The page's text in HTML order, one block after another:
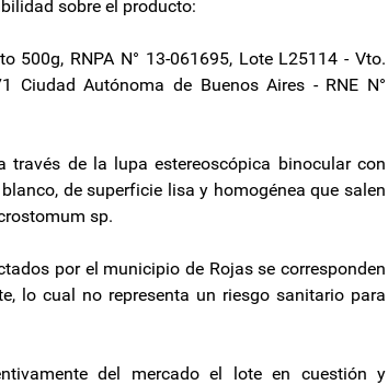
sobre el producto:
500g, RNPA N° 13-061695, Lote L25114 - Vto.
Ciudad Autónoma de Buenos Aires - RNE N°
de la lupa estereoscópica binocular con
de superficie lisa y homogénea que salen
sp.
por el municipio de Rojas se corresponden
lo cual no representa un riesgo sanitario para
del mercado el lote en cuestión y